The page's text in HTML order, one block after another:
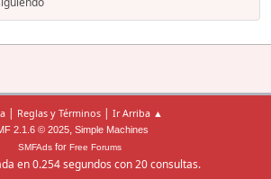
| Reglas y Términos | Ir Arriba ▲
2.1.6 © 2025, Simple Machines
SMFAdsfor Free Forums
en 0.254 segundos con 20 consultas.